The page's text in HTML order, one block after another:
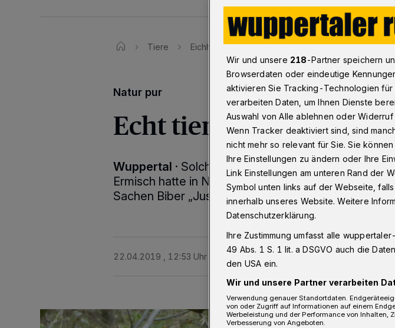
Tiere Eichhörnchen und Biber: Echt tierische Wuppertaler
Natur pur
Echt tierische
Wuppertal · Solche Post bekommt man gern!
Ermisch hatte in Nächstebreck ein besonderes
Sachen Biber „Justin“ gibt es Neues.
22.04.2019 , 12:53 Uhr
Wir und unsere 218-Partner speichern
Browserdaten oder eindeutige
aktivieren Sie Tracking-Technologien für
verarbeiten Daten, um Ihnen Dienste
Auswahl von Alle ablehnen oder
Wenn Tracker deaktiviert sind, sind
nicht mehr so relevant für Sie. Sie
Ihre Einstellungen zu ändern oder Ihre
Link Einstellungen am unteren Rand der
Symbol unten links auf der Webseite,
innerhalb unseres Website. Weitere
Datenschutzerklärung.
Ihre Zustimmung umfasst alle
49 Abs. 1 S. 1 lit. a DSGVO auch die
den USA ein.
Wir und unsere Partner verarbeiten
Verwendung genauer Standortdaten.
von oder Zugriff auf Informationen auf einem
Werbeleistung und der Performance von Inhalten,
Verbesserung von Angeboten.